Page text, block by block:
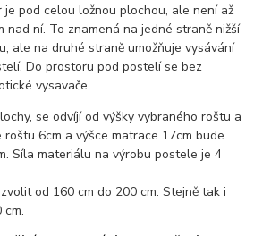
je pod celou ložnou plochou, ale není až
nad ní. To znamená na jedné straně nižší
ale na druhé straně umožňuje vysávání
Do prostoru pod postelí se bez
vysavače.
se odvíjí od výšky vybraného roštu a
6cm a výšce matrace 17cm bude
Síla materiálu na výrobu postele je 4
od 160 cm do 200 cm. Stejně tak i